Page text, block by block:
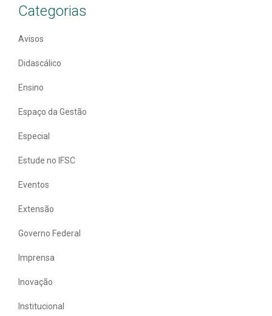
Categorias
Avisos
Didascálico
Ensino
Espaço da Gestão
Especial
Estude no IFSC
Eventos
Extensão
Governo Federal
Imprensa
Inovação
Institucional